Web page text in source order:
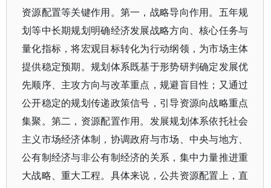
资源配置等关键作用。第一，战略导向作用。五年规
划等中长期规划明确经济发展战略方向、核心任务与
量化指标，将宏观目标转化为行动纲领，为市场主体
提供稳定预期。规划体系既基于形势研判确定发展优
先顺序、主攻方向与改革重点，规避盲目性；又通过
公开稳定的规划传递政策信号，引导资源向战略重点
集聚。第二，资源配置作用。发展规划体系依托社会
主义市场经济体制，协调政府与市场、中央与地方、
公有制经济与非公有制经济的关系，集中力量推进重
大战略、重大工程。具体来说，公共资源配置上，直